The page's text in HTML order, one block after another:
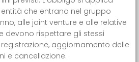
che entrano nel gruppo
alle joint venture e alle relative
devono rispettare gli stessi
aggiornamento delle
e cancellazione.